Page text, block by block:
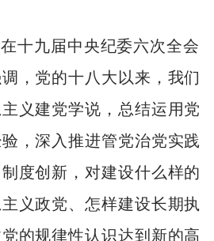
十九届中央纪委六次全会
，党的十八大以来，我们
义建党学说，总结运用党
，深入推进管党治党实践
度创新，对建设什么样的
义政党、怎样建设长期执
的规律性认识达到新的高